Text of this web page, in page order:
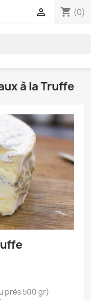
shopping_cart (0)

à la Truffe
près 500 gr)